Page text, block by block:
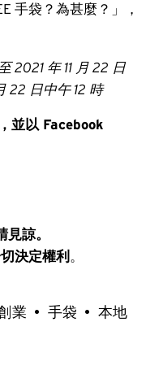
手袋？為甚麼？」，
2021 年 11 月 22 日
22 日中午 12 時
並以 Facebook
諒。
決定權利
業 手袋
本地